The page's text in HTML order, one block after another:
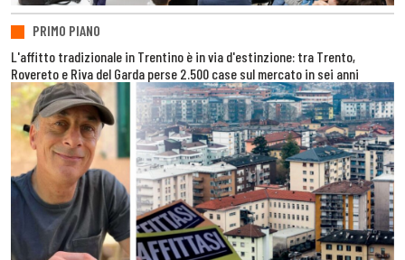
PRIMO PIANO
L'affitto tradizionale in Trentino è in via d'estinzione: tra Trento,
Rovereto e Riva del Garda perse 2.500 case sul mercato in sei anni